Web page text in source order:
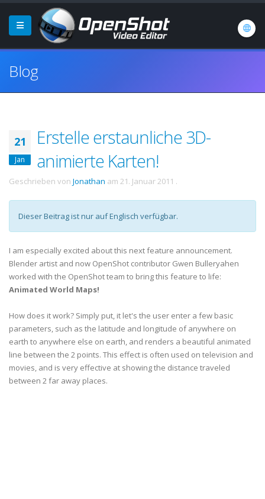
Blog
21
Jan
Erstelle erstaunliche 3D-
animierte Karten!
Geschrieben von Jonathan am 21. Januar 2011 .
Dieser Beitrag ist nur auf Englisch verfügbar.
I am especially excited about this next feature announcement.
Blender artist and now OpenShot contributor Gwen Bulleryahen
worked with the OpenShot team to bring this feature to life:
Animated World Maps!
How does it work? Simply put, it let's the user enter a few basic
parameters, such as the latitude and longitude of anywhere on
earth to anywhere else on earth, and renders a beautiful animated
line between the 2 points. This effect is often used on television and
movies, and is very effective at showing the distance traveled
between 2 far away places.